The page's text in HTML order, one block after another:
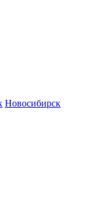
Новосибирск